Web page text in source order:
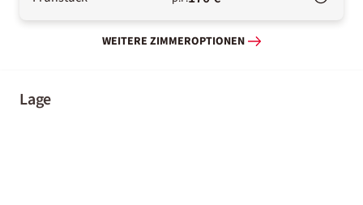
WEITERE ZIMMEROPTIONEN
Lage